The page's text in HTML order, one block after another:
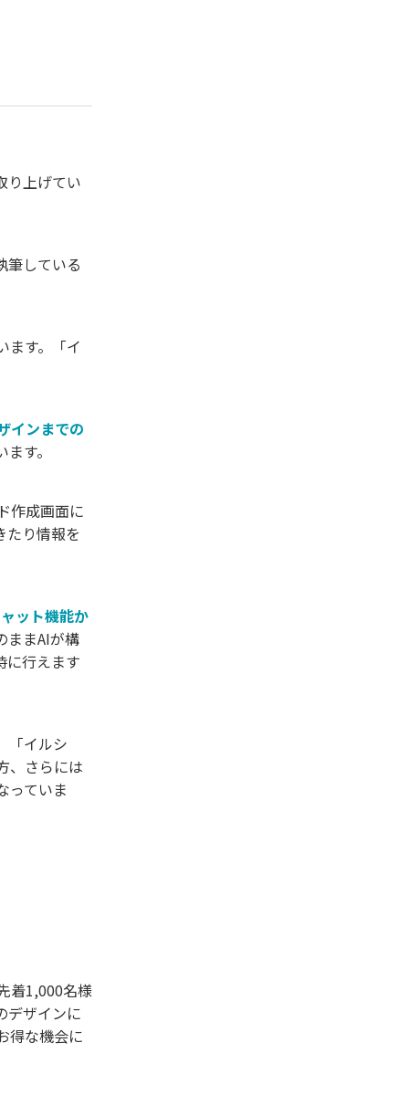
り上げてい
筆している
ます。「イ
インまでの
す。
作成画面に
たり情報を
ット機能か
ままAIが構
に行えます
「イルシ
、さらには
っていま
着1,000名様
デザインに
得な機会に